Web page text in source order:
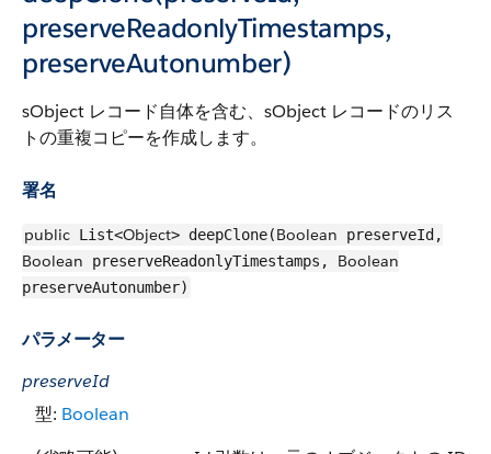
preserveReadonlyTimestamps,
preserveAutonumber)
sObject レコード自体を含む、sObject レコードのリス
トの重複コピーを作成します。
署名
public List<Object> deepClone(Boolean preserveId,
Boolean preserveReadonlyTimestamps, Boolean
preserveAutonumber)
パラメーター
preserveId
型: Boolean